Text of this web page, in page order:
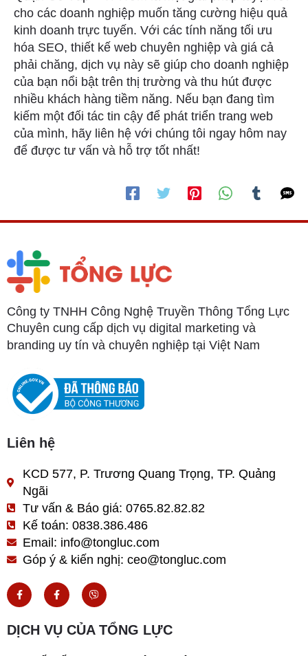
cho các doanh nghiệp muốn tăng cường hiệu quả
kinh doanh trực tuyến. Với các tính năng tối ưu
hóa SEO, thiết kế web chuyên nghiệp và giá cả
phải chăng, dịch vụ này sẽ giúp cho doanh nghiệp
của bạn nổi bật trên thị trường và thu hút được
nhiều khách hàng tiềm năng. Nếu bạn đang tìm
kiếm một đối tác tin cậy để phát triển trang web
của mình, hãy liên hệ với chúng tôi ngay hôm nay
để được tư vấn và hỗ trợ tốt nhất!
Công ty TNHH Công Nghệ Truyền Thông Tổng Lực
Chuyên cung cấp dịch vụ digital marketing và
branding uy tín và chuyên nghiệp tại Việt Nam
Liên hệ
KCD 577, P. Trương Quang Trọng, TP. Quảng
Ngãi
Tư vấn & Báo giá: 0765.82.82.82
Kế toán: 0838.386.486
Email: info@tongluc.com
Góp ý & kiến nghị: ceo@tongluc.com
F
a
c
b
o
F
a
c
b
o
V
i
b
r
DỊCH VỤ CỦA TỔNG LỰC